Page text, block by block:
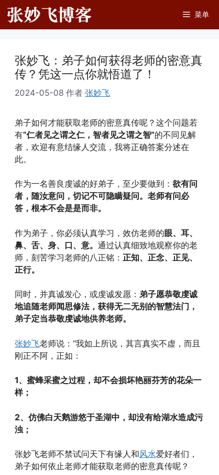
跳
至
内
菜单
张妙飞：弟子如何获得老师的密意真
传？凭这一点你就悟道了！
2024-05-08 作者 张妙飞
弟子如何才能获取老师的密意真传呢？这个问题若
有“仁者见之谓之仁，智者见之谓之智”的不同见解
者，欢迎有意结缘人交流，我将正确答案分述在
此。
作为一名善良虔诚的好弟子，至少要做到： 欲有问
者，随汝意问，切记不可隐瞒疑问。老师有问必
答，根本不会是是而非。
作为弟子，你必须认真学习，效仿老师的眼、耳、
鼻、舌、身、口、意。 通过认真细致地观察你的老
师，刻苦学习老师的八正铭： 正知、正念、正见、
正行。
同时，并真诚发心，或虔诚发愿： 弟子愿恭敬虔诚
地追随老师闻思修法，获得无二无别的智慧法门，
弟子定当恭敬虔诚地供养老师。
张妙飞老师说：“我如上所说，其言真实不虚，而且
刚正不阿，正如：
1、蜜蜂采蜜之过程，却不会损坏艳丽芬芳的花朵一
样；
2、仿佛白天鹅游悠于圣湖中，却没有给湖水造成污
浊；
张妙飞老师不禁试问天下有缘人和风水爱好者们，
弟子如何依止老师才能获取老师的密意真传呢？